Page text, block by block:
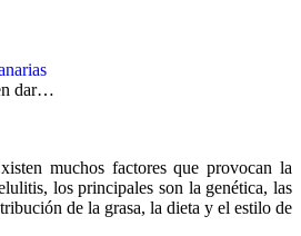
dar…
muchos factores que provocan la
los principales son la genética, las
de la grasa, la dieta y el estilo de